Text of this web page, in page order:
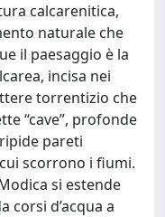
calcarenitica,
naturale che
il paesaggio è la
incisa nei
torrentizio che
“cave”, profonde
pareti
scorrono i fiumi.
si estende
d’acqua a